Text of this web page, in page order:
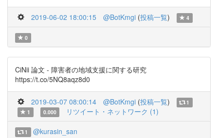
2019-06-02 18:00:15 @BotKmgi (投稿一覧) 4
0
CiNii 論文 - 障害者の地域支援に関する研究
https://t.co/5NQ8aqz8d0
2019-03-07 08:00:14 @BotKmgi (投稿一覧)
1
1
0.000 リツイート・ネットワーク (1)
1 @kurasin_san